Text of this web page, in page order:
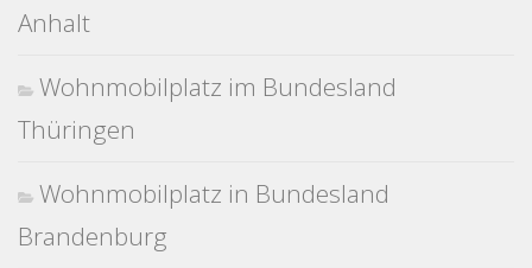
Anhalt
Wohnmobilplatz im Bundesland
Thüringen
Wohnmobilplatz in Bundesland
Brandenburg